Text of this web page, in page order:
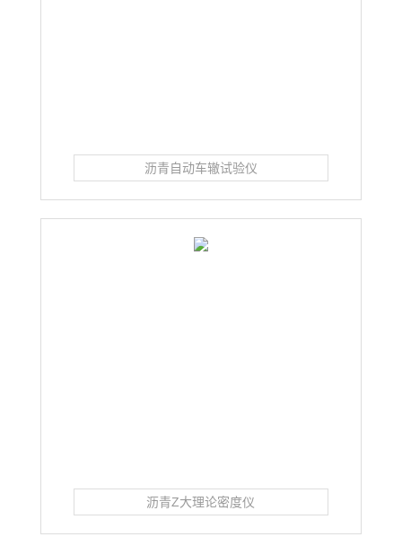
沥青自动车辙试验仪
沥青Z大理论密度仪